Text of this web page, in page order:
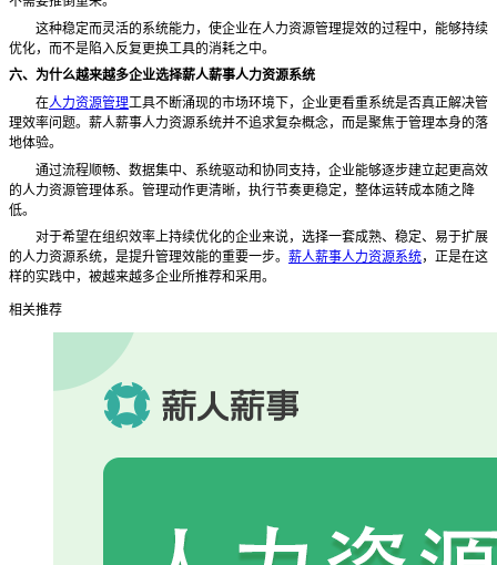
这种稳定而灵活的系统能力，使企业在人力资源管理提效的过程中，能够持续
优化，而不是陷入反复更换工具的消耗之中。
六、为什么越来越多企业选择薪人薪事人力资源系统
在人力资源管理工具不断涌现的市场环境下，企业更看重系统是否真正解决管
理效率问题。薪人薪事人力资源系统并不追求复杂概念，而是聚焦于管理本身的落
地体验。
通过流程顺畅、数据集中、系统驱动和协同支持，企业能够逐步建立起更高效
的人力资源管理体系。管理动作更清晰，执行节奏更稳定，整体运转成本随之降
低。
对于希望在组织效率上持续优化的企业来说，选择一套成熟、稳定、易于扩展
的人力资源系统，是提升管理效能的重要一步。 薪人薪事人力资源系统，正是在这
样的实践中，被越来越多企业所推荐和采用。
相关推荐